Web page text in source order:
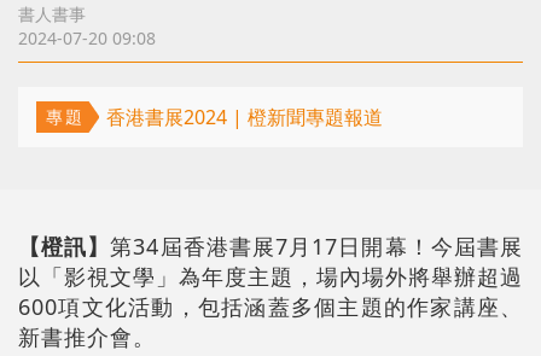
書人書事
2024-07-20 09:08
專題 香港書展2024 | 橙新聞專題報道
【橙訊】第34屆香港書展7月17日開幕！今屆書展
以「影視文學」為年度主題，場內場外將舉辦超過
600項文化活動，包括涵蓋多個主題的作家講座、
新書推介會。